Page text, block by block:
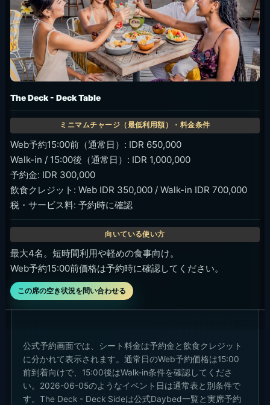
The Deck - Deck Table
Web予約15:00前（通常日）: IDR 650,000
Walk-in / 15:00後（通常日）: IDR 1,000,000
予約金: IDR 300,000
飲食クレジット: Web IDR 350,000 / Walk-in IDR 700,000
税・サービス料: 予約時に確認
最大4名。短時間利用や軽めの食事向け。
Web予約15:00前価格は予約時に確認してください。
この席の空き状況を問い合わせる
公式予約画面では、シート料金は予約金と飲食クレジット
に分かれて表示されます。通常日のWeb予約価格は15:00
前到着向けで、15:00後はWalk-in条件を確認してくださ
い。2026-06-05のようなイベント日は通常表と別条件で
す。The Deck - Deck Sideは公式Daybed一覧と実席予約